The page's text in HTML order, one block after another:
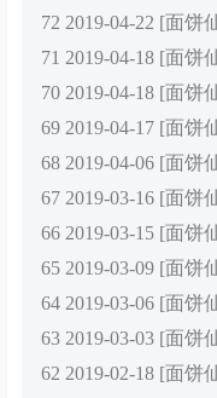
72 2019-04-22 [面饼
71 2019-04-18 [面饼
70 2019-04-18 [面饼
69 2019-04-17 [面饼
68 2019-04-06 [面饼
67 2019-03-16 [面
66 2019-03-15 [面饼
65 2019-03-09 [面饼
64 2019-03-06 [面饼
63 2019-03-03 [面饼
62 2019-02-18 [面饼